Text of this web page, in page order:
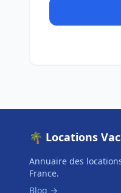
🌴 Locations
Annuaire des
France.
Blog →